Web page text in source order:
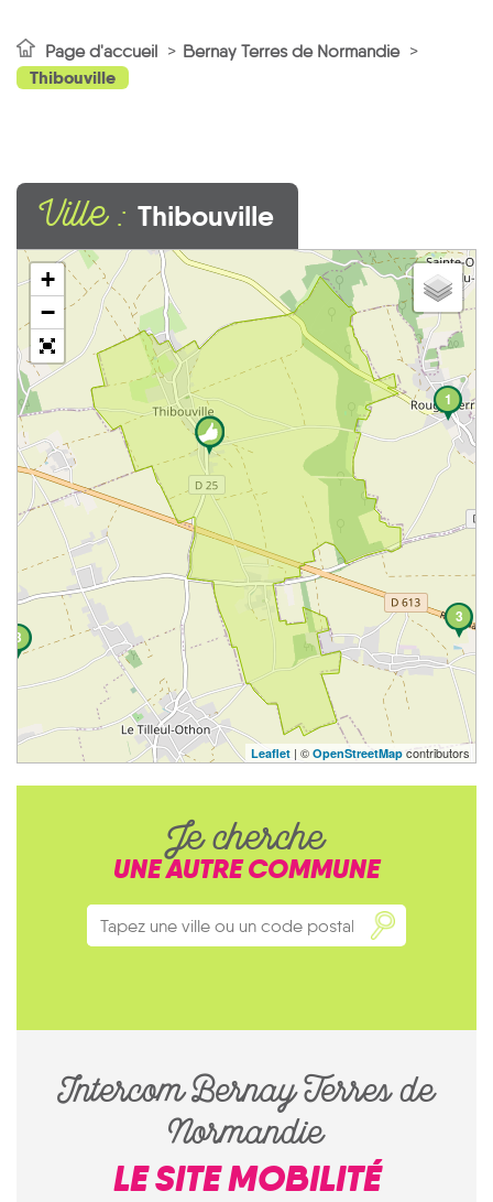
Page d'accueil Bernay Terres de Normandie
Thibouville
Ville : Thibouville
3
3
1
+
−
Leaflet | © OpenStreetMap contributors
Je cherche
UNE AUTRE COMMUNE
Intercom Bernay Terres de
Normandie
LE SITE MOBILITÉ